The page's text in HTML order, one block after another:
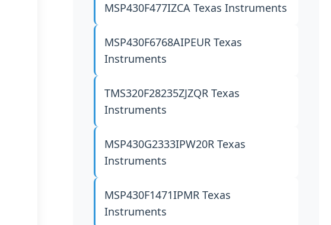
MSP430F477IZCATexas Instruments
MSP430F6768AIPEURTexas
Instruments
TMS320F28235ZJZQRTexas
Instruments
MSP430G2333IPW20RTexas
Instruments
MSP430F1471IPMRTexas
Instruments